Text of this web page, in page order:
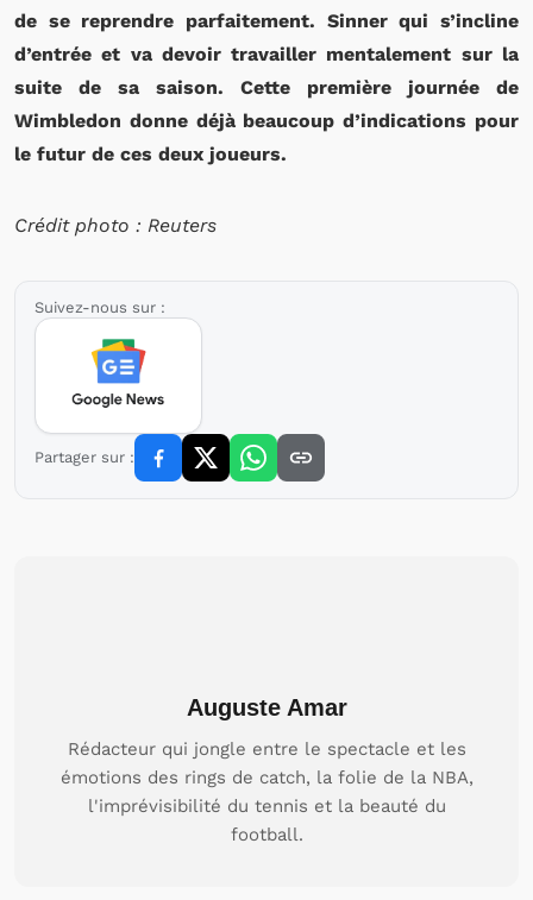
de se reprendre parfaitement. Sinner qui s’incline
d’entrée et va devoir travailler mentalement sur la
suite de sa saison. Cette première journée de
Wimbledon donne déjà beaucoup d’indications pour
le futur de ces deux joueurs.
Crédit photo : Reuters
Suivez-nous sur :
Partager sur :
Auguste Amar
Rédacteur qui jongle entre le spectacle et les
émotions des rings de catch, la folie de la NBA,
l'imprévisibilité du tennis et la beauté du
football.